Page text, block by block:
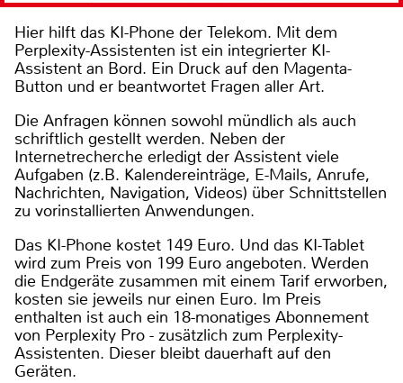
Hier hilft das KI-Phone der Telekom. Mit dem
Perplexity-Assistenten ist ein integrierter KI-
Assistent an Bord. Ein Druck auf den Magenta-
Button und er beantwortet Fragen aller Art.
Die Anfragen können sowohl mündlich als auch
schriftlich gestellt werden. Neben der
Internetrecherche erledigt der Assistent viele
Aufgaben (z.B. Kalendereinträge, E-Mails, Anrufe,
Nachrichten, Navigation, Videos) über Schnittstellen
zu vorinstallierten Anwendungen.
Das KI-Phone kostet 149 Euro. Und das KI-Tablet
wird zum Preis von 199 Euro angeboten. Werden
die Endgeräte zusammen mit einem Tarif erworben,
kosten sie jeweils nur einen Euro. Im Preis
enthalten ist auch ein 18-monatiges Abonnement
von Perplexity Pro - zusätzlich zum Perplexity-
Assistenten. Dieser bleibt dauerhaft auf den
Geräten.